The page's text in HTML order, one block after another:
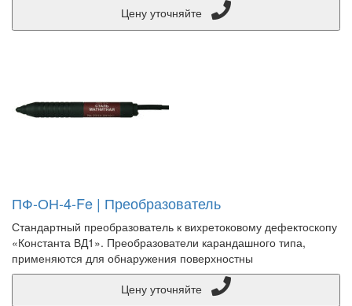
ПФ-ОН-4-Fe | Преобразователь
Стандартный преобразователь к вихретоковому дефектоскопу
«Константа ВД1». Преобразователи карандашного типа,
применяются для обнаружения поверхностны